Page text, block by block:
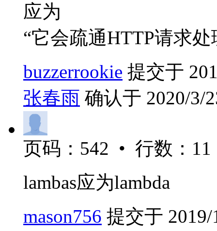
应为
“它会疏通HTTP请求处
buzzerrookie 提交于
张春雨 确认于 2020/3/
页码：542 • 行数：
lambas应为lambda
mason756 提交于 2019/